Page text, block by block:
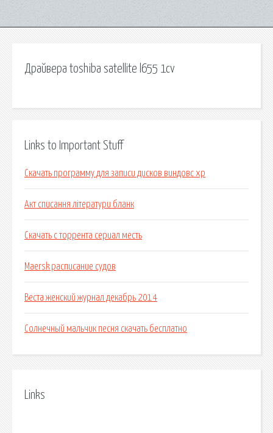
Драйвера toshiba satellite l655 1cv
Links to Important Stuff
Скачать программу для записи дисков виндовс xp
Акт списання літератури бланк
Скачать с торрента сериал месть
Maersk расписание судов
Веста женский журнал декабрь 2014
Солнечный мальчик песня скачать бесплатно
Links